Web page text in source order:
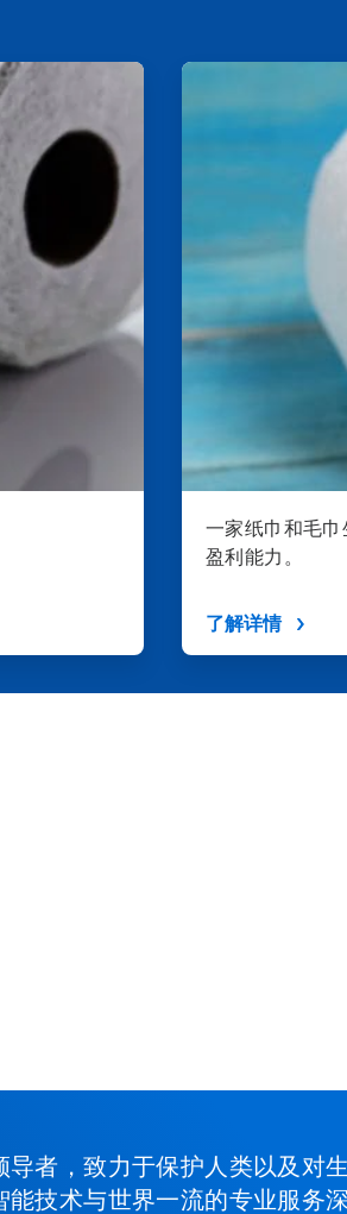
ArticleTile
一家纸巾和毛
盈利能力。
了解详情
者，致力于保护人类以及对
技术与世界一流的专业服务